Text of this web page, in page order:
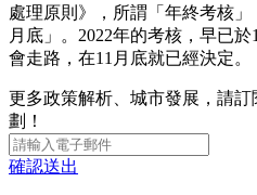
處理原則》，所謂「年終考核
月底」。2022年的考核，早已
會走路，在11月底就已經決定。
更多政策解析、城市發展，請
劃！
確認送出